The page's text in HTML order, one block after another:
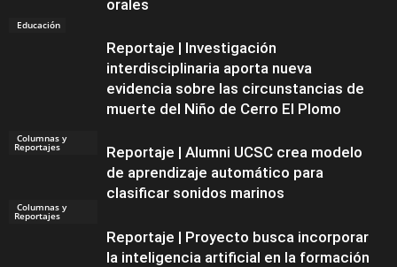
Educación
Columnas y
Reportajes
orales
Columnas y
Reportajes
Reportaje | Investigación
interdisciplinaria aporta nueva
evidencia sobre las circunstancias de
muerte del Niño de Cerro El Plomo
Reportaje | Alumni UCSC crea modelo
de aprendizaje automático para
clasificar sonidos marinos
Reportaje | Proyecto busca incorporar
la inteligencia artificial en la formación